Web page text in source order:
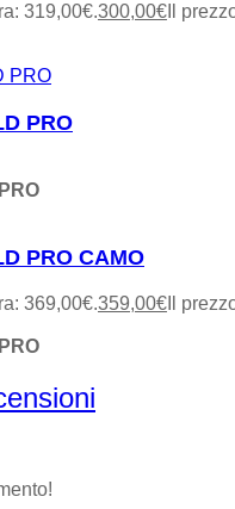
319,00€.300,00€ Il
PRO
PRO CAMO
369,00€.359,00€ Il